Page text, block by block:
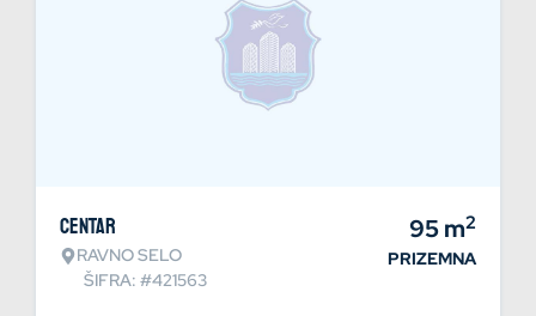
Centar
RAVNO SELO
ŠIFRA: #421563
95m2
PRIZEMNA